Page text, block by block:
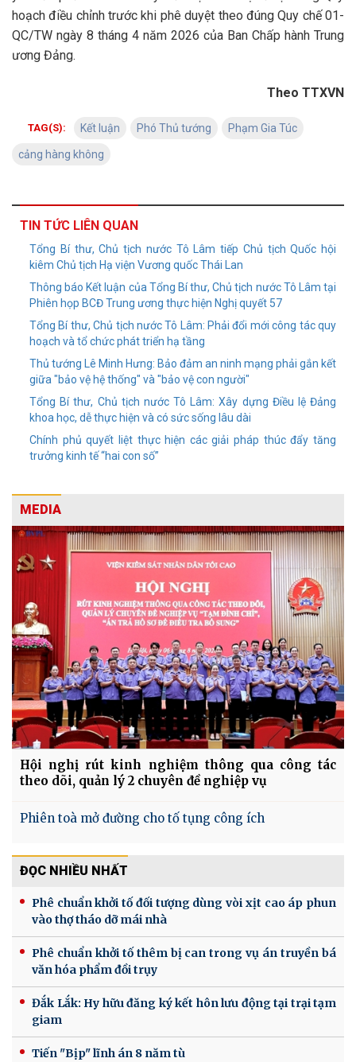
hoạch điều chỉnh trước khi phê duyệt theo đúng Quy chế 01-
QC/TW ngày 8 tháng 4 năm 2026 của Ban Chấp hành Trung
ương Đảng.
Theo TTXVN
TAG(S): Kết luận Phó Thủ tướng Phạm Gia Túc
cảng hàng không
TIN TỨC LIÊN QUAN
Tổng Bí thư, Chủ tịch nước Tô Lâm tiếp Chủ tịch Quốc hội
kiêm Chủ tịch Hạ viện Vương quốc Thái Lan
Thông báo Kết luận của Tổng Bí thư, Chủ tịch nước Tô Lâm tại
Phiên họp BCĐ Trung ương thực hiện Nghị quyết 57
Tổng Bí thư, Chủ tịch nước Tô Lâm: Phải đổi mới công tác quy
hoạch và tổ chức phát triển hạ tầng
Thủ tướng Lê Minh Hưng: Bảo đảm an ninh mạng phải gắn kết
giữa "bảo vệ hệ thống" và "bảo vệ con người"
Tổng Bí thư, Chủ tịch nước Tô Lâm: Xây dựng Điều lệ Đảng
khoa học, dễ thực hiện và có sức sống lâu dài
Chính phủ quyết liệt thực hiện các giải pháp thúc đẩy tăng
trưởng kinh tế “hai con số”
MEDIA
Hội nghị rút kinh nghiệm thông qua công tác
theo dõi, quản lý 2 chuyên đề nghiệp vụ
Phiên toà mở đường cho tố tụng công ích
ĐỌC NHIỀU NHẤT
Phê chuẩn khởi tố đối tượng dùng vòi xịt cao áp phun
vào thợ tháo dỡ mái nhà
Phê chuẩn khởi tố thêm bị can trong vụ án truyền bá
văn hóa phẩm đồi trụy
Đắk Lắk: Hy hữu đăng ký kết hôn lưu động tại trại tạm
giam
Tiến "Bịp" lĩnh án 8 năm tù